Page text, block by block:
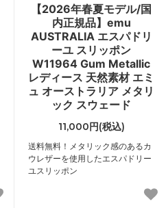
【2026年春夏モデル/国
内正規品】emu
AUSTRALIA エスパドリ
ーユ スリッポン
W11964 Gum Metallic
レディース 天然素材 エミ
ュ オーストラリア メタリ
ック スウェード
11,000円(税込)
送料無料！メタリック感のあるカ
ウレザーを使用したエスパドリー
ユスリッポン